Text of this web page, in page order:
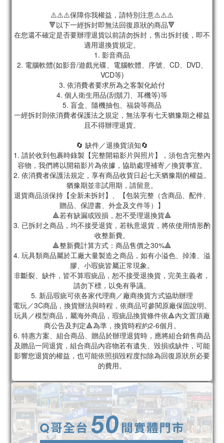
⚠️⚠️⚠️保障你我權益，請特別注意⚠️⚠️⚠️
🔻以下一經拆封即無法回復原狀的商品🔻
在您還不確定是否要辦理退貨以前請勿拆封，售出拆封後，即不
適用退換貨規定。
1. 影音商品
2. 電腦軟體(如影音/遊戲光碟、電腦軟體、序號、CD、DVD、
VCD等)
3. 依消費者要求所為之客製化給付
4. 個人衛生用品(刮鬍刀、耳機等)等
5. 盲盒、隨機抽包、福袋等商品
一經拆封則依消費者保護法之規定，無法享有七天猶豫期之權益
且不得辦理退貨。
🔄 缺件／退換貨須知🔄
1. 請於收到包裹時錄製【完整開箱影片與照片】，須包含完整內
容物，我們將以開箱影片為依據，協助處理補寄／換貨事宜。
2. 依消費者保護法規定，享有商品收貨日起七天猶豫期的權益。
猶豫期並非試用期，請留意。
退貨商品須保持【全新未拆封】、【包裝完整（含商品、配件、
贈品、保證書、外盒及文件等）】
🔺若有缺漏或毀損，恕不受理退換貨🔺
3. 已拆封之商品，均不接受退貨，若執意退貨，將依使用情形酌
收整新費。
🔺整新費計算方式：商品售價之30%🔺
4. 玩具類商品屬於工廠大量製造之商品，如有小溢色、掉漆、溢
膠、小瑕疵皆屬正常現象。
非斷裂、缺件，皆不算瑕疵品，恕不接受退換貨，完美主義者，
請勿下標，以免有爭議。
5. 新品瑕疵可依各家代理商／廠商換貨方式協助辦理
電玩／3C商品，換貨辦法與時程，依商品可參閱原廠保固說明。
玩具／模型商品，屬海外商品，瑕疵品換貨條件依🔺內文置頂廠
商公告及判定🔺為準，換貨時程約2-6個月。
6. 特惠方案、組合商品、贈品於辦理退貨時，應將組合銷售商品
及贈品一同退貨，組合商品內容物若有遺失、毀損或缺件，可能
影響您退貨的權益，也可能依照損毀程度扣除為回復原狀所必要
的費用。